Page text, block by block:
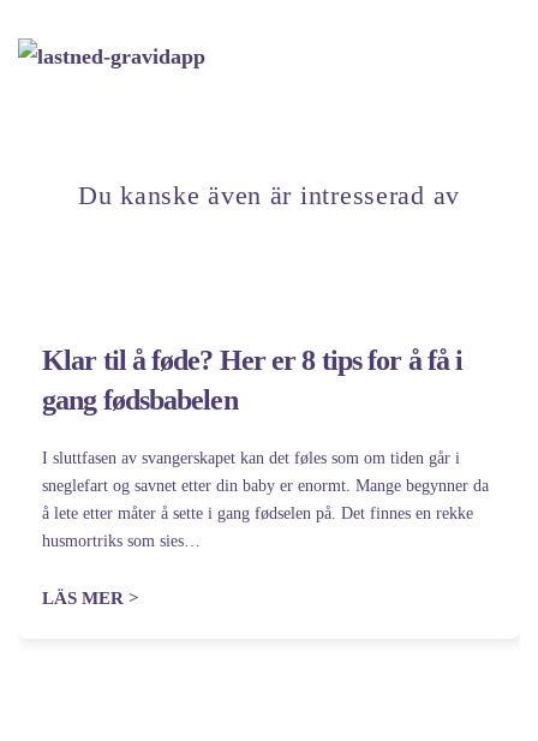
Du kanske även är intresserad av
Klar til å føde? Her er 8 tips for å få i
gang fødsbabelen
I sluttfasen av svangerskapet kan det føles som om tiden går i
sneglefart og savnet etter din baby er enormt. Mange begynner da
å lete etter måter å sette i gang fødselen på. Det finnes en rekke
husmortriks som sies…
LÄS MER >